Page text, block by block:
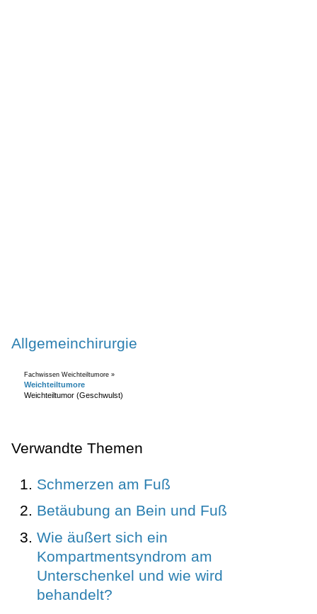
Allgemeinchirurgie
Fachwissen Weichteiltumore »
Weichteiltumore
Weichteiltumor (Geschwulst)
Verwandte Themen
Schmerzen am Fuß
Betäubung an Bein und Fuß
Wie äußert sich ein
Kompartmentsyndrom am
Unterschenkel und wie wird
behandelt?